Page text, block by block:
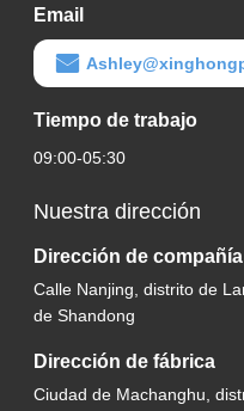
Email
Tiempo de trabajo
09:00-05:30
Nuestra dirección
Dirección de compañía
Calle Nanjing, distrito de
de Shandong
Dirección de fábrica
Ciudad de Machanghu,